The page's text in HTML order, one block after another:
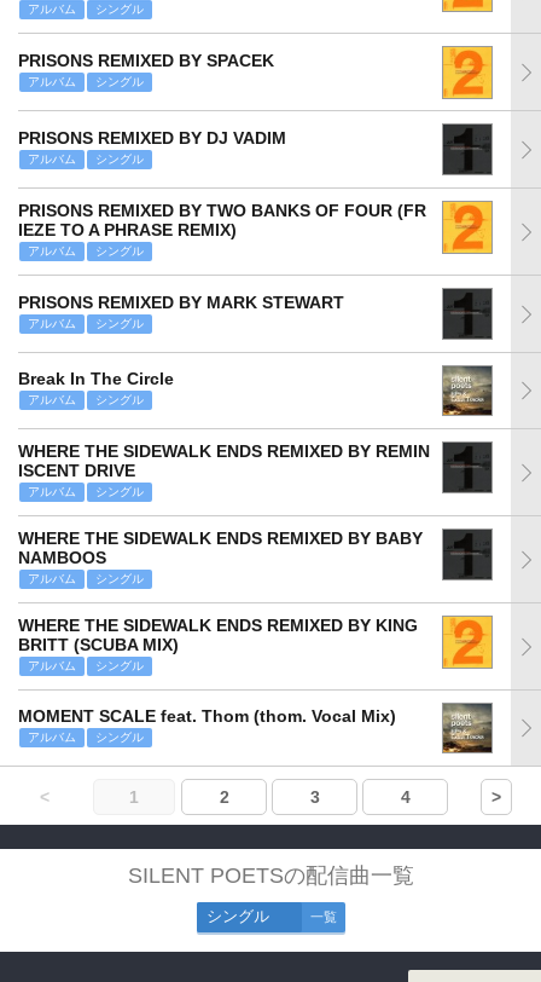
アルバム シングル
PRISONS REMIXED BY SPACEK
アルバム シングル
PRISONS REMIXED BY DJ VADIM
アルバム シングル
PRISONS REMIXED BY TWO BANKS OF FOUR (FR
IEZE TO A PHRASE REMIX)
アルバム シングル
PRISONS REMIXED BY MARK STEWART
アルバム シングル
Break In The Circle
アルバム シングル
WHERE THE SIDEWALK ENDS REMIXED BY REMIN
ISCENT DRIVE
アルバム シングル
WHERE THE SIDEWALK ENDS REMIXED BY BABY
NAMBOOS
アルバム シングル
WHERE THE SIDEWALK ENDS REMIXED BY KING
BRITT (SCUBA MIX)
アルバム シングル
MOMENT SCALE feat. Thom (thom. Vocal Mix)
アルバム シングル
< 1 2 3 4 >
SILENT POETSの配信曲一覧
シングル 一覧